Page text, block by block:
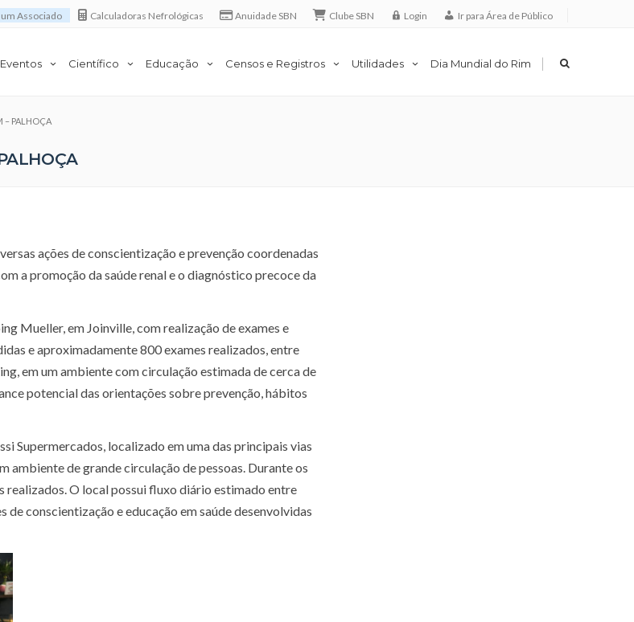
um Associado Calculadoras Nefrológicas Anuidade SBN Clube SBN Login Ir para Área de Público
Eventos Científico Educação Censos e Registros Utilidades Dia Mundial do Rim |
– PALHOÇA
ações de conscientização e prevenção coordenadas
a promoção da saúde renal e o diagnóstico precoce da
Mueller, em Joinville, com realização de exames e
e aproximadamente 800 exames realizados, entre
em um ambiente com circulação estimada de cerca de
potencial das orientações sobre prevenção, hábitos
Supermercados, localizado em uma das principais vias
ambiente de grande circulação de pessoas. Durante os
realizados. O local possui fluxo diário estimado entre
de conscientização e educação em saúde desenvolvidas